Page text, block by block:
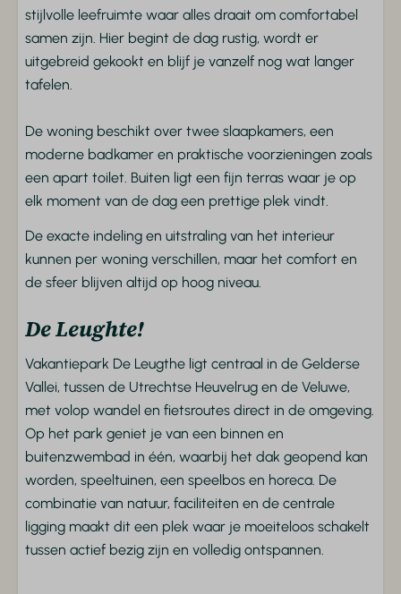
Toegankelijkheid
Gelijkvloers
Wifi
Flatscreen TV
Douche
Toilet
Slaapkamer
Beddengoed
Kledingkast
Eenpersoonsbedden
Verwarming & Verkoeling
Centrale verwarming
Buiten
stijlvolle leefruimte waar alles draait om comfortabel
samen zijn. Hier begint de dag rustig, wordt er
uitgebreid gekookt en blijf je vanzelf nog wat langer
tafelen.
De woning beschikt over twee slaapkamers, een
moderne badkamer en praktische voorzieningen zoals
een apart toilet. Buiten ligt een fijn terras waar je op
elk moment van de dag een prettige plek vindt.
De exacte indeling en uitstraling van het interieur
kunnen per woning verschillen, maar het comfort en
de sfeer blijven altijd op hoog niveau.
De Leughte!
Vakantiepark De Leugthe ligt centraal in de Gelderse
Vallei, tussen de Utrechtse Heuvelrug en de Veluwe,
met volop wandel en fietsroutes direct in de omgeving.
Op het park geniet je van een binnen en
buitenzwembad in één, waarbij het dak geopend kan
worden, speeltuinen, een speelbos en horeca. De
combinatie van natuur, faciliteiten en de centrale
ligging maakt dit een plek waar je moeiteloos schakelt
tussen actief bezig zijn en volledig ontspannen.